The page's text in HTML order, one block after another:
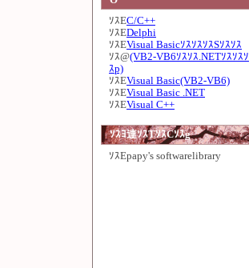
ｿｽEC/C++
ｿｽEDelphi
ｿｽEVisual BasicｿｽｿｽｿｽSｿｽｿｽ
ｿｽ@(VB2-VB6ｿｽｿｽ.NETｿｽｿｽｿ
ｽp)
ｿｽEVisual Basic(VB2-VB6)
ｿｽEVisual Basic .NET
ｿｽEVisual C++
ｿｽﾖ連ｿｽTｿｽCｿｽg
ｿｽEpapy's softwarelibrary